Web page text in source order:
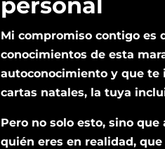
Mi compromiso contigo es
conocimientos de esta
autoconocimiento y que
cartas natales, la tuya
Pero no solo esto, sino
quién eres en realidad,